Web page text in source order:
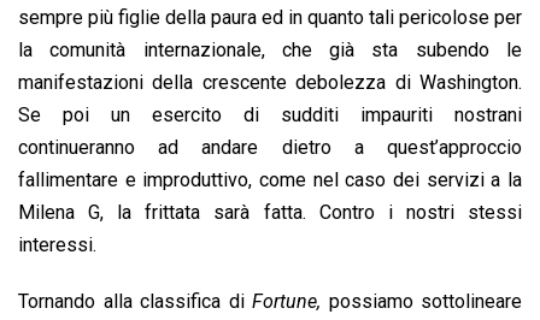
sempre più figlie della paura ed in quanto tali pericolose per
la comunità internazionale, che già sta subendo le
manifestazioni della crescente debolezza di Washington.
Se poi un esercito di sudditi impauriti nostrani
continueranno ad andare dietro a quest’approccio
fallimentare e improduttivo, come nel caso dei servizi a la
Milena G, la frittata sarà fatta. Contro i nostri stessi
interessi.
Tornando alla classifica di Fortune, possiamo sottolineare